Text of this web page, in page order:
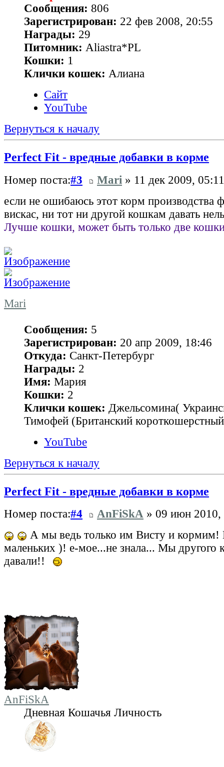
Сообщения: 806
Зарегистрирован: 22 фев 2008, 20:55
Награды: 29
Питомник: Aliastra*PL
Кошки: 1
Клички кошек: Алиана
Сайт
YouTube
Вернуться к началу
Perfect Fit - вредные добавки в корме
Номер поста:#3 Mari » 11 дек 2009, 05:11
если не ошибаюсь этот корм производства
вискас, ни тот ни другой кошкам давать
Лучше кошки, может быть только две
Mari
Сообщения: 5
Зарегистрирован: 20 апр 2009, 18:46
Откуда: Санкт-Петербург
Награды: 2
Имя: Мария
Кошки: 2
Клички кошек: Джельсомина(
Тимофей (Британский
YouTube
Вернуться к началу
Perfect Fit - вредные добавки в корме
Номер поста:#4 AnFiSkA » 09 июн 2010,
А мы ведь только им Висту и кормим!
маленьких )! е-мое...не знала... Мы другого
давали!!
AnFiSkA
Дневная Кошачья Личность